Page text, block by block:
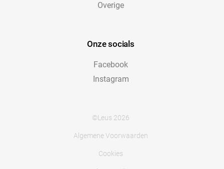
Overige
Onze socials
Facebook
Instagram
©Leus 2026
Algemene Voorwaarden
Cookies